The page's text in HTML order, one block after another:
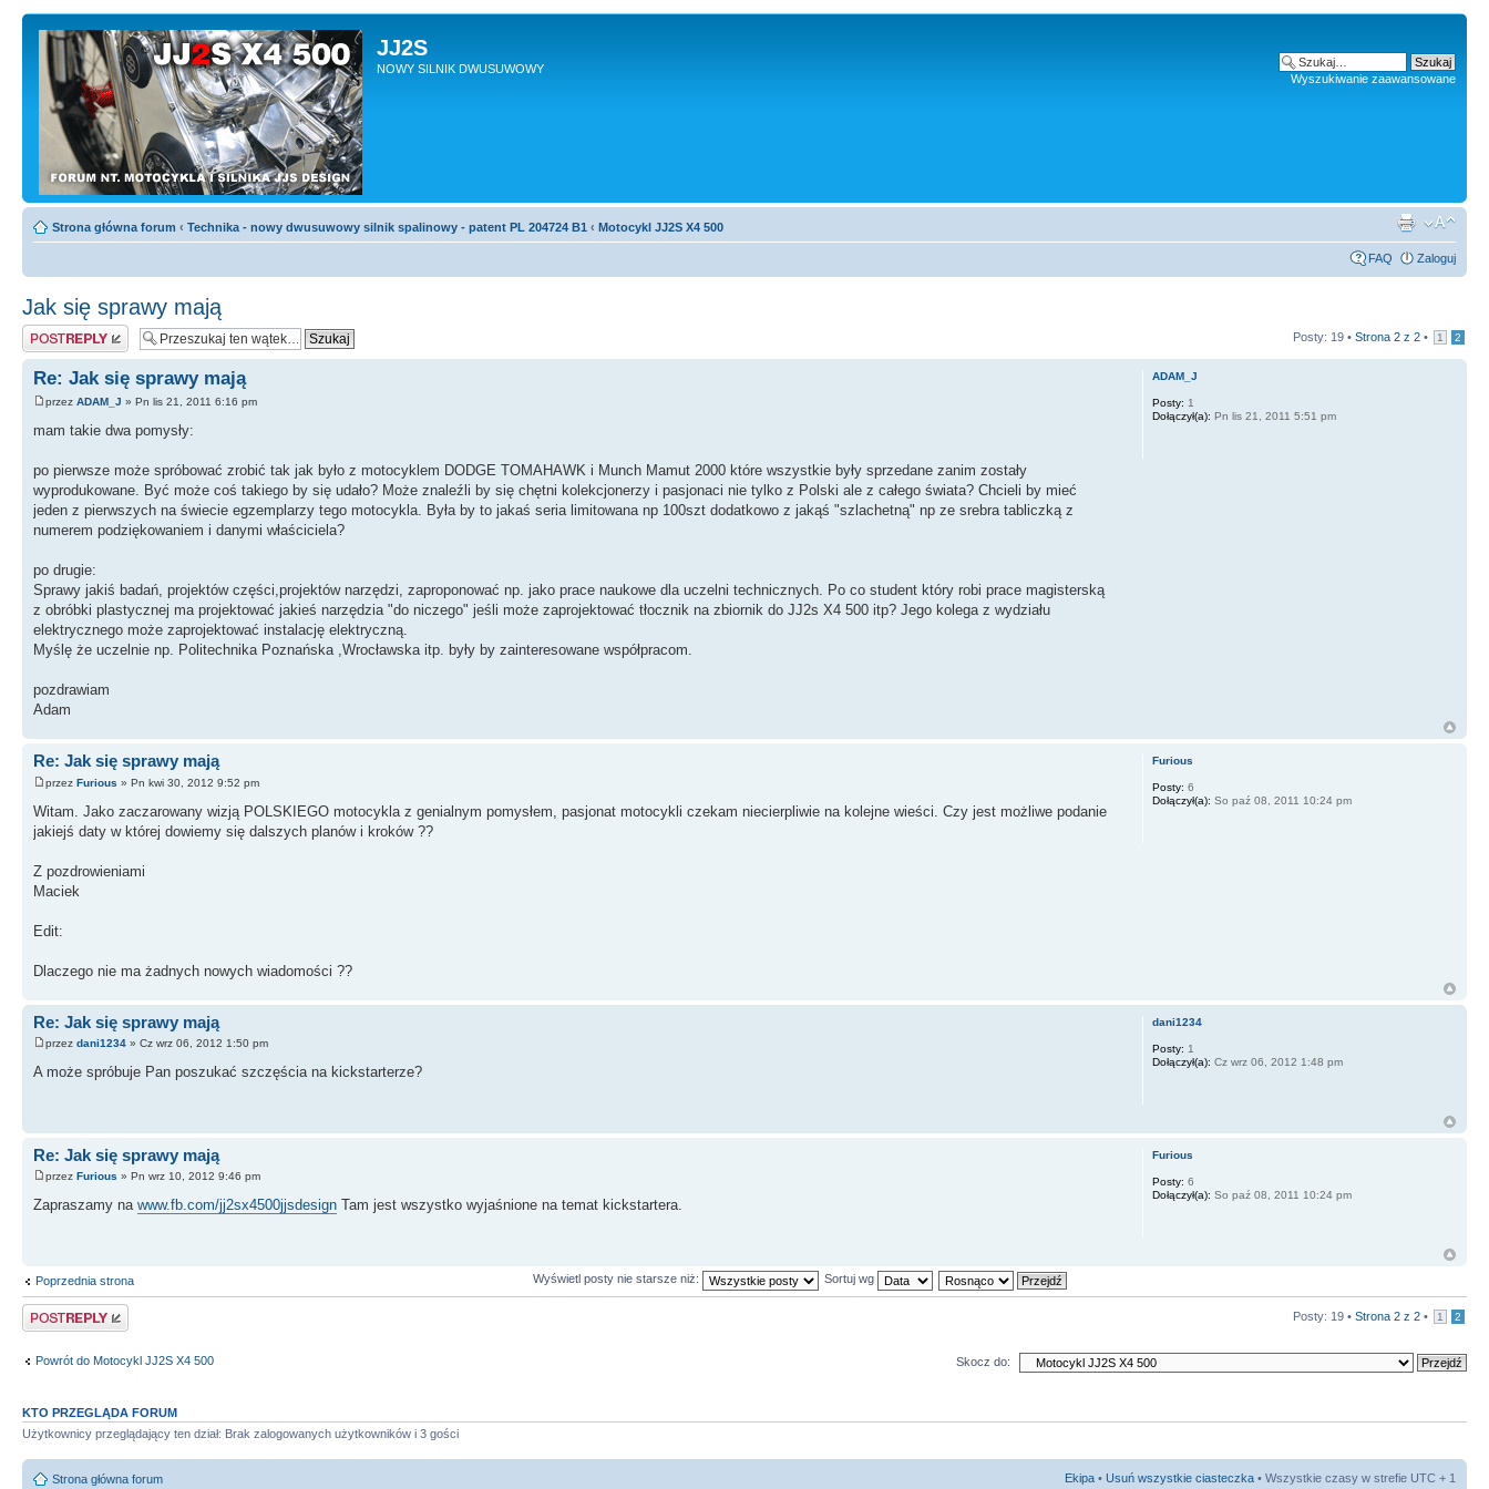
JJ2S
NOWY SILNIK DWUSUWOWY
Wyszukiwanie zaawansowane
Strona główna forum ‹ Technika - nowy dwusuwowy silnik spalinowy - patent PL 204724 B1 ‹ Motocykl JJ2S X4 500
FAQ Zaloguj
Jak się sprawy mają
Odpowiedz Posty: 19 • Strona 2 z 2 • 1 2
Re: Jak się sprawy mają
przez ADAM_J » Pn lis 21, 2011 6:16 pm
mam takie dwa pomysły:
po pierwsze może spróbować zrobić tak jak było z motocyklem DODGE TOMAHAWK i Munch Mamut 2000 które wszystkie były sprzedane zanim zostały
wyprodukowane. Być może coś takiego by się udało? Może znaleźli by się chętni kolekcjonerzy i pasjonaci nie tylko z Polski ale z całego świata? Chcieli by mieć
jeden z pierwszych na świecie egzemplarzy tego motocykla. Była by to jakaś seria limitowana np 100szt dodatkowo z jakąś "szlachetną" np ze srebra tabliczką z
numerem podziękowaniem i danymi właściciela?
po drugie:
Sprawy jakiś badań, projektów części,projektów narzędzi, zaproponować np. jako prace naukowe dla uczelni technicznych. Po co student który robi prace magisterską
z obróbki plastycznej ma projektować jakieś narzędzia "do niczego" jeśli może zaprojektować tłocznik na zbiornik do JJ2s X4 500 itp? Jego kolega z wydziału
elektrycznego może zaprojektować instalację elektryczną.
Myślę że uczelnie np. Politechnika Poznańska ,Wrocławska itp. były by zainteresowane współpracom.
pozdrawiam
Adam
ADAM_J
Posty: 1
Dołączył(a): Pn lis 21, 2011 5:51 pm
Re: Jak się sprawy mają
przez Furious » Pn kwi 30, 2012 9:52 pm
Witam. Jako zaczarowany wizją POLSKIEGO motocykla z genialnym pomysłem, pasjonat motocykli czekam niecierpliwie na kolejne wieści. Czy jest możliwe podanie
jakiejś daty w której dowiemy się dalszych planów i kroków ??
Z pozdrowieniami
Maciek
Edit:
Dlaczego nie ma żadnych nowych wiadomości ??
Furious
Posty: 6
Dołączył(a): So paź 08, 2011 10:24 pm
Re: Jak się sprawy mają
przez dani1234 » Cz wrz 06, 2012 1:50 pm
A może spróbuje Pan poszukać szczęścia na kickstarterze?
dani1234
Posty: 1
Dołączył(a): Cz wrz 06, 2012 1:48 pm
Re: Jak się sprawy mają
przez Furious » Pn wrz 10, 2012 9:46 pm
Zapraszamy na www.fb.com/jj2sx4500jjsdesign Tam jest wszystko wyjaśnione na temat kickstartera.
Furious
Posty: 6
Dołączył(a): So paź 08, 2011 10:24 pm
Poprzednia strona Wyświetl posty nie starsze niż: Sortuj wg
Odpowiedz Posty: 19 • Strona 2 z 2 • 1 2
Powrót do Motocykl JJ2S X4 500 Skocz do:
KTO PRZEGLĄDA FORUM
Użytkownicy przeglądający ten dział: Brak zalogowanych użytkowników i 3 gości
Strona główna forum Ekipa • Usuń wszystkie ciasteczka • Wszystkie czasy w strefie UTC + 1